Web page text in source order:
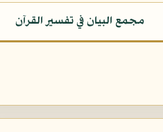
مجمع البيان في تفسير القرآن